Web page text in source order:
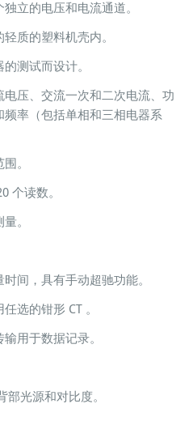
立的电压和电流通道。
质的塑料机壳内。
测试而设计。
压、交流一次和二次电流、功
率（包括单相和三相电器系
。
个读数。
。
间，具有手动超驰功能。
选的钳形 CT 。
用于数据记录。
部光源和对比度。